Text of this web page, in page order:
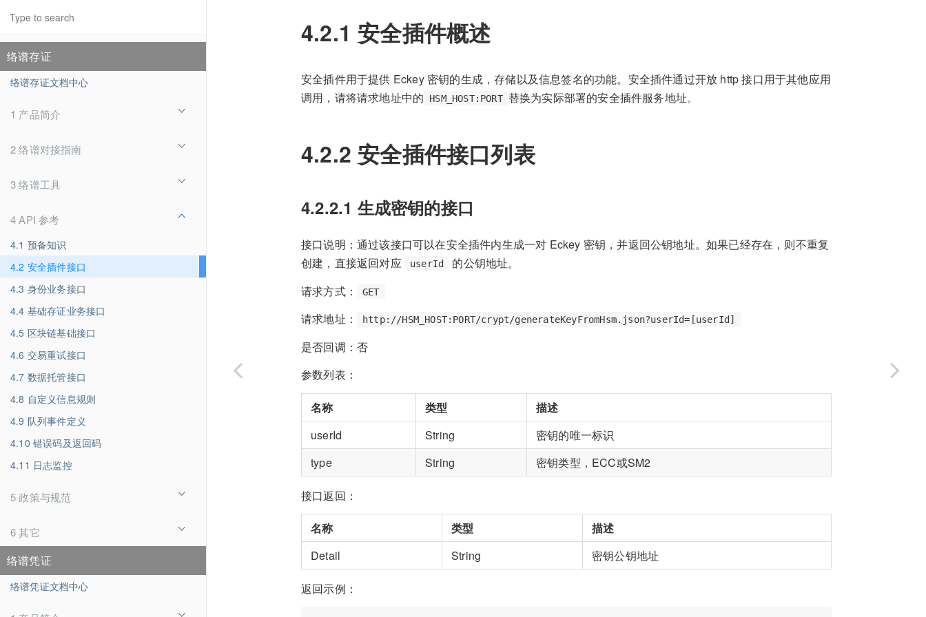
络谱存证
络谱存证文档中心
1 产品简介
2 络谱对接指南
3 络谱工具
4 API 参考
4.1 预备知识
4.2 安全插件接口
4.3 身份业务接口
4.4 基础存证业务接口
4.5 区块链基础接口
4.6 交易重试接口
4.7 数据托管接口
4.8 自定义信息规则
4.9 队列事件定义
4.10 错误码及返回码
4.11 日志监控
5 政策与规范
6 其它
络谱凭证
络谱凭证文档中心
4.2.1 安全插件概述
安全插件用于提供 Eckey 密钥的生成，存储以及信息签名的功能。安全插件通过开放 http 接口用于其他应用
调用，请将请求地址中的
HSM_HOST:PORT 替换为实际部署的安全插件服务地址。
4.2.2 安全插件接口列表
4.2.2.1 生成密钥的接口
接口说明：通过该接口可以在安全插件内生成一对 Eckey 密钥，并返回公钥地址。如果已经存在，则不重复
创建，直接返回对应
userId
的公钥地址。
请求方式：
GET
请求地址： http://HSM_HOST:PORT/crypt/generateKeyFromHsm.json?userId=[userId]
是否回调：否
参数列表：
名称 类型
描述
userId
String
密钥的唯一标识
type
String 密钥类型，ECC或SM2
接口返回：
名称 类型
描述
Detail
String 密钥公钥地址
返回示例：